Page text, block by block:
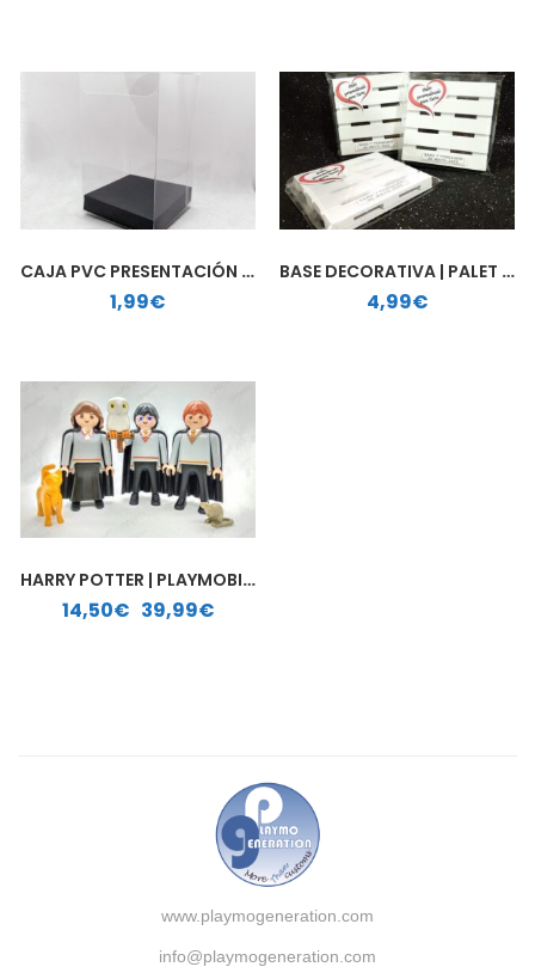
CAJA PVC PRESENTACIÓN REGALO
1,99€
BASE DECORATIVA | PALET MADERA
4,99€
HARRY POTTER | PLAYMOBIL PERSONALIZADO
14,50€ 39,99€
Rango de precios: desde 14,50€ hasta 39,99€
www.playmogeneration.com
info@playmogeneration.com